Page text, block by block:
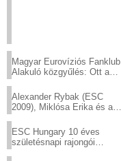
Magyar Eurovíziós
Alakuló közgyűlés: Ott a
Alexander Rybak (ESC
2009), Miklósa Erika és a
sztárjai a Margitszigeten
ESC Hungary 10 éves
születésnapi rajongói